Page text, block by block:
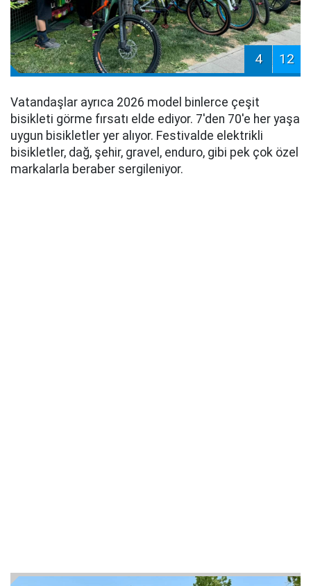
4 12
Vatandaşlar ayrıca 2026 model binlerce çeşit
bisikleti görme fırsatı elde ediyor. 7'den 70'e her yaşa
uygun bisikletler yer alıyor. Festivalde elektrikli
bisikletler, dağ, şehir, gravel, enduro, gibi pek çok özel
markalarla beraber sergileniyor.